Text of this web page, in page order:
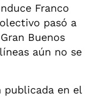
Franco
pasó a
Buenos
aún no se
publicada en el